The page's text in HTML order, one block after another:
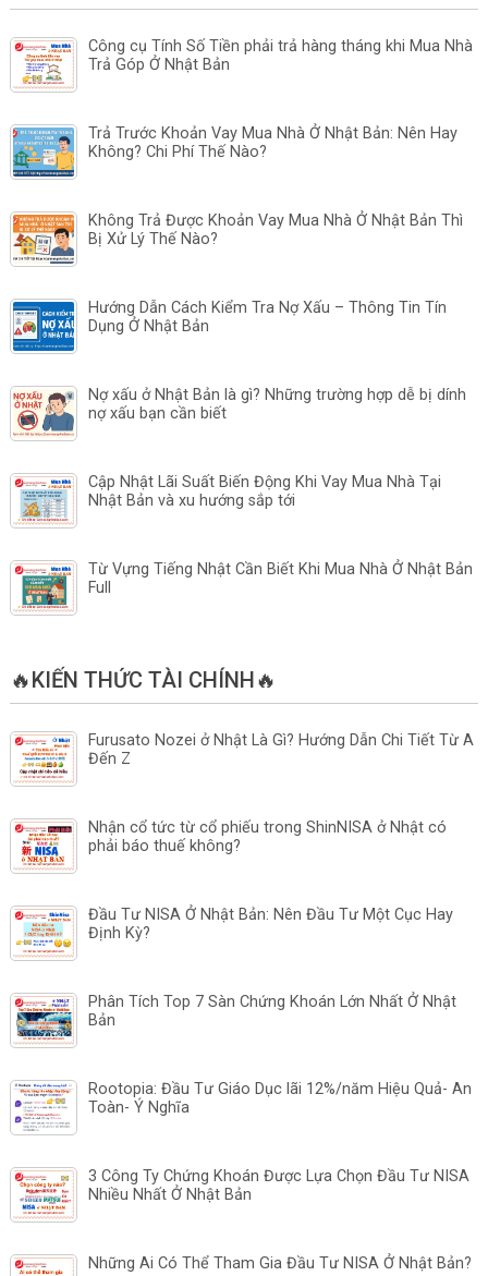
Công cụ Tính Số Tiền phải trả hàng tháng khi Mua Nhà
Trả Góp Ở Nhật Bản
Trả Trước Khoản Vay Mua Nhà Ở Nhật Bản: Nên Hay
Không? Chi Phí Thế Nào?
Không Trả Được Khoản Vay Mua Nhà Ở Nhật Bản Thì
Bị Xử Lý Thế Nào?
Hướng Dẫn Cách Kiểm Tra Nợ Xấu – Thông Tin Tín
Dụng Ở Nhật Bản
Nợ xấu ở Nhật Bản là gì? Những trường hợp dễ bị dính
nợ xấu bạn cần biết
Cập Nhật Lãi Suất Biến Động Khi Vay Mua Nhà Tại
Nhật Bản và xu hướng sắp tới
Từ Vựng Tiếng Nhật Cần Biết Khi Mua Nhà Ở Nhật Bản
Full
🔥KIẾN THỨC TÀI CHÍNH🔥
Furusato Nozei ở Nhật Là Gì? Hướng Dẫn Chi Tiết Từ A
Đến Z
Nhận cổ tức từ cổ phiếu trong ShinNISA ở Nhật có
phải báo thuế không?
Đầu Tư NISA Ở Nhật Bản: Nên Đầu Tư Một Cục Hay
Định Kỳ?
Phân Tích Top 7 Sàn Chứng Khoán Lớn Nhất Ở Nhật
Bản
Rootopia: Đầu Tư Giáo Dục lãi 12%/năm Hiệu Quả- An
Toàn- Ý Nghĩa
3 Công Ty Chứng Khoán Được Lựa Chọn Đầu Tư NISA
Nhiều Nhất Ở Nhật Bản
Những Ai Có Thể Tham Gia Đầu Tư NISA Ở Nhật Bản?